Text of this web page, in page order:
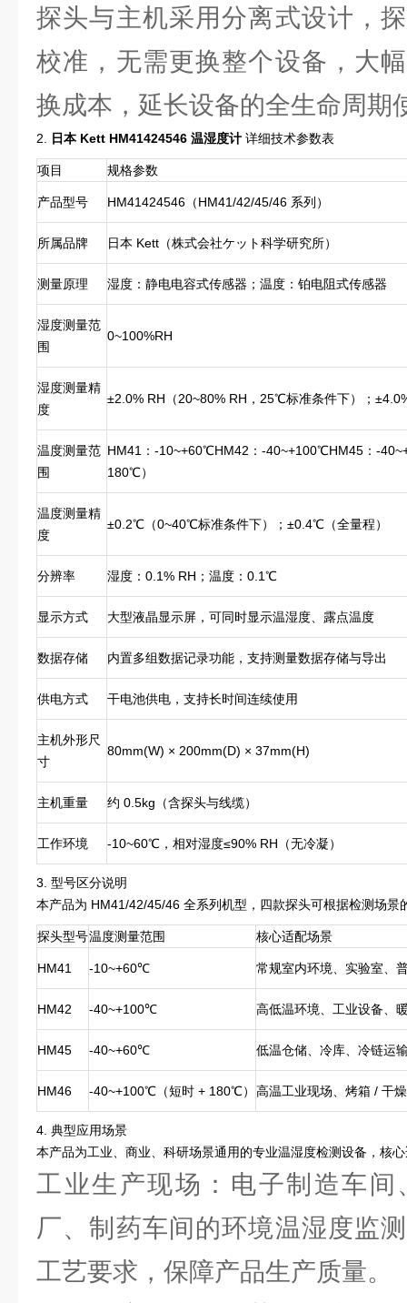
探头与主机采用分离式设计，
校准，无需更换整个设备，大
换成本，延长设备的全生命周期
2. 日本 Kett HM41424546 温湿度计 详细技术参数表
项目 规格参数
产品型号 HM41424546（HM41/42/45/46 系列）
所属品牌 日本 Kett（株式会社ケット科学研究所）
测量原理 湿度：静电电容式传感器；温度：铂电阻式传感器
湿度测量范
围
0~100%RH
湿度测量精
度
±2.0% RH（20~80% RH，25℃标准条件下）；
温度测量范
围
HM41：-10~+60℃HM42：-40~+100℃HM45：-
180℃）
温度测量精
度
±0.2℃（0~40℃标准条件下）；±0.4℃（全量程）
分辨率 湿度：0.1% RH；温度：0.1℃
显示方式 大型液晶显示屏，可同时显示温湿度、露点温度
数据存储 内置多组数据记录功能，支持测量数据存储与导出
供电方式 干电池供电，支持长时间连续使用
主机外形尺
寸
80mm(W) × 200mm(D) × 37mm(H)
主机重量 约 0.5kg（含探头与线缆）
工作环境 -10~60℃，相对湿度≤90% RH（无冷凝）
3. 型号区分说明
本产品为 HM41/42/45/46 全系列机型，四款探头可根据检测场景
探头型号温度测量范围 核心适配场景
HM41 -10~+60℃ 常规室内环境、实验室、
HM42 -40~+100℃ 高低温环境、工业设备、
HM45 -40~+60℃ 低温仓储、冷库、冷链运
HM46 -40~+100℃（短时 + 180℃） 高温工业现场、烤箱 / 干
4. 典型应用场景
本产品为工业、商业、科研场景通用的专业温湿度检测设备，核
工业生产现场：电子制造车间
厂、制药车间的环境温湿度监
工艺要求，保障产品生产质量。